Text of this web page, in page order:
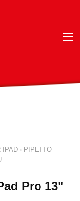
IPAD › PIPETTO
Pro 13"